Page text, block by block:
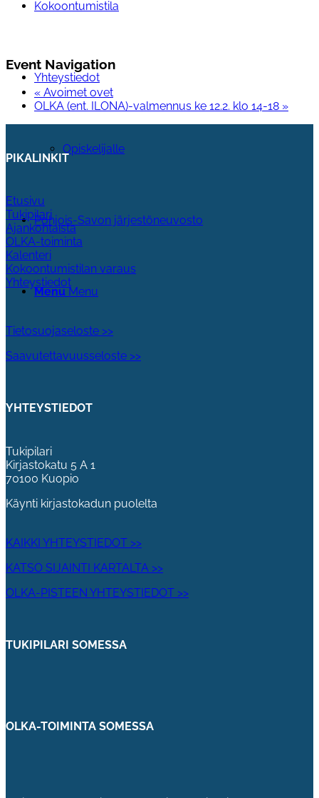
Kokoontumistila
Yhteystiedot
Opiskelijalle
Pohjois-Savon järjestöneuvosto
Menu Menu
Event Navigation
« Avoimet ovet
OLKA (ent. ILONA)-valmennus ke 12.2. klo 14-18 »
PIKALINKIT
Etusivu
Tukipilari
Ajankohtaista
OLKA-toiminta
Kalenteri
Kokoontumistilan varaus
Yhteystiedot
Tietosuojaseloste >>
Saavutettavuusseloste >>
YHTEYSTIEDOT
Tukipilari
Kirjastokatu 5 A 1
70100 Kuopio
Käynti kirjastokadun puolelta
KAIKKI YHTEYSTIEDOT >>
KATSO SIJAINTI KARTALTA >>
OLKA-PISTEEN YHTEYSTIEDOT >>
TUKIPILARI SOMESSA
OLKA-TOIMINTA SOMESSA